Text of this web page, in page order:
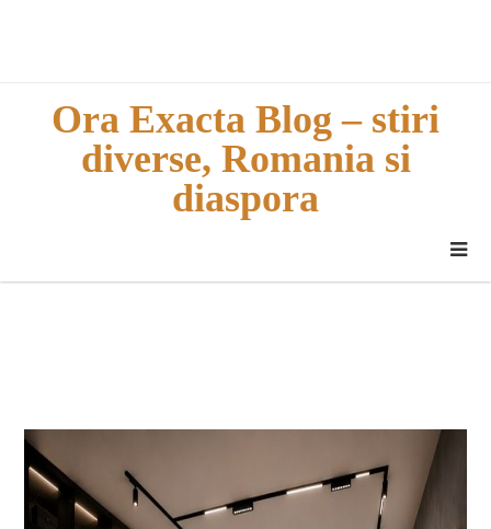
Ora Exacta Blog – stiri
diverse, Romania si
diaspora